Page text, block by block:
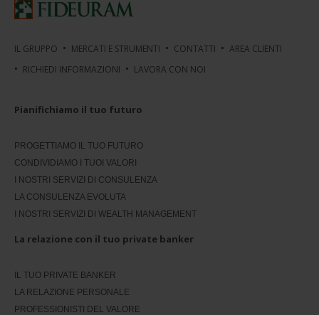
IL GRUPPO MERCATI E STRUMENTI CONTATTI
AREA CLIENTI
RICHIEDI INFORMAZIONI
LAVORA CON NOI
Pianifichiamo il tuo futuro
PROGETTIAMO IL TUO FUTURO
CONDIVIDIAMO I TUOI VALORI
I NOSTRI SERVIZI DI CONSULENZA
LA CONSULENZA EVOLUTA
I NOSTRI SERVIZI DI WEALTH MANAGEMENT
La relazione con il tuo private banker
IL TUO PRIVATE BANKER
LA RELAZIONE PERSONALE
PROFESSIONISTI DEL VALORE